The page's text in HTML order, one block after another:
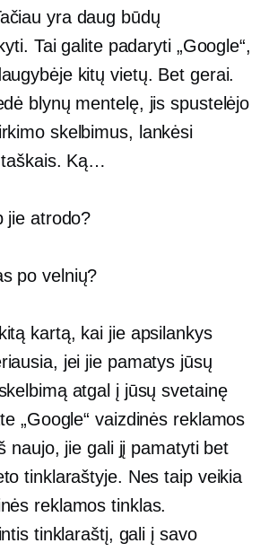
yra daug būdų
Tai galite padaryti „Google“,
kitų vietų. Bet gerai.
blynų mentelę, jis spustelėjo
skelbimus, lankėsi
Ką…
jie atrodo?
po velnių?
kartą, kai jie apsilankys
jei jie pamatys jūsų
atgal į jūsų svetainę
„Google“ vaizdinės reklamos
naujo, jie gali jį pamatyti bet
tinklaraštyje. Nes taip veikia
reklamos tinklas.
tinklaraštį, gali į savo